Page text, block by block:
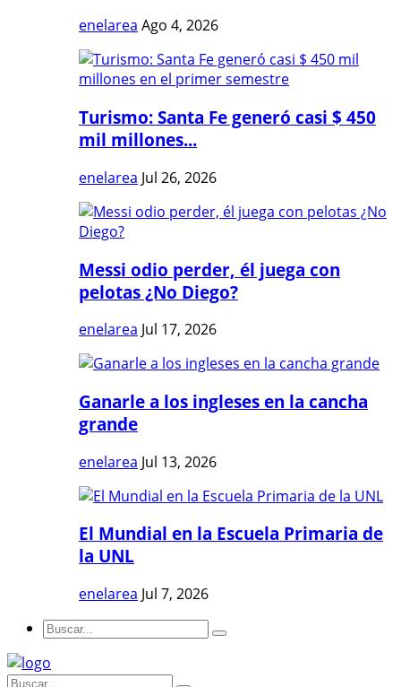
enelarea Ago 4, 2026
Turismo: Santa Fe generó casi $ 450
mil millones...
enelarea Jul 26, 2026
Messi odio perder, él juega con
pelotas ¿No Diego?
enelarea Jul 17, 2026
Ganarle a los ingleses en la cancha
grande
enelarea Jul 13, 2026
El Mundial en la Escuela Primaria de
la UNL
enelarea Jul 7, 2026